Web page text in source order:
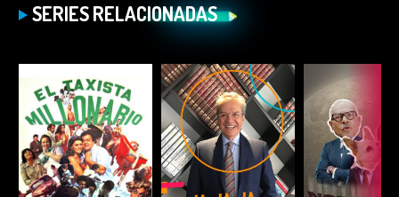
SERIES RELACIONADAS